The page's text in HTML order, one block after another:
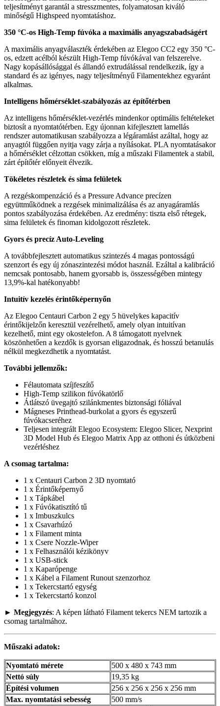
teljesítményt garantál a stresszmentes, folyamatosan kiváló
minőségű Highspeed nyomtatáshoz.
350 °C-os High-Temp fúvóka a maximális anyagszabadságért
A maximális anyagválaszték érdekében az Elegoo CC2 egy 350 °C-
os, edzett acélból készült High-Temp fúvókával van felszerelve.
Nagy kopásállósággal és állandó extrudálással rendelkezik, így a
standard és az igényes, nagy teljesítményű Filamentekhez egyaránt
alkalmas.
Intelligens hőmérséklet-szabályozás az építőtérben
Az intelligens hőmérséklet-vezérlés mindenkor optimális feltételeket
biztosít a nyomtatótérben. Egy újonnan kifejlesztett lamellás
rendszer automatikusan szabályozza a légáramlást azáltal, hogy az
anyagtól függően nyitja vagy zárja a nyílásokat. PLA nyomtatásakor
a hőmérséklet célzottan csökken, míg a műszaki Filamentek a stabil,
zárt építőtér előnyeit élvezik.
Tökéletes részletek és sima felületek
A rezgéskompenzáció és a Pressure Advance precízen
együttműködnek a rezgések minimalizálása és az anyagáramlás
pontos szabályozása érdekében. Az eredmény: tiszta első rétegek,
sima felületek és finoman kidolgozott részletek.
Gyors és precíz Auto-Leveling
A továbbfejlesztett automatikus szintezés 4 magas pontosságú
szenzort és egy új zónaszintezési módot használ. Ezáltal a kalibráció
nemcsak pontosabb, hanem gyorsabb is, összességében mintegy
13,9%-kal hatékonyabb!
Intuitív kezelés érintőképernyőn
Az Elegoo Centauri Carbon 2 egy 5 hüvelykes kapacitív
érintőkijelzőn keresztül vezérelhető, amely olyan intuitívan
kezelhető, mint egy okostelefon. A 8 támogatott nyelvnek
köszönhetően a kezdők is gyorsan eligazodnak, és hosszú betanulás
nélkül megkezdhetik a nyomtatást.
További jellemzők:
Félautomata szíjfeszítő
High-Temp szilikon fúvókatörlő
Átlátszó üvegajtó szilánkmentes biztonsági fóliával
Mágneses Printhead-burkolat a gyors és egyszerű
fúvókacseréhez
Teljesen integrált Elegoo Ecosystem: Elegoo Slicer, Nexprint
3D Model Hub és Elegoo Matrix App az otthoni és útközbeni
vezérléshez
A csomag tartalma:
1 x Centauri Carbon 2 3D nyomtató
1 x Érintőképernyő
1 x Tápkábel
1 x Fúvókatisztító tű
1 x Imbuszkulcs
1 x Csavarhúzó
1 x Filament minta
1 x Csere Nozzle-Wiper
1 x Felhasználói kézikönyv
1 x USB-stick
1 x Kaparópenge
1 x Kábel a Filament Runout szenzorhoz
1 x Tekercstartó egység
1 x Tekercstartó konzol
► Megjegyzés: A képen látható Filament tekercs NEM tartozik a
csomag tartalmához.
Műszaki adatok:
Nyomtató mérete
500 x 480 x 743 mm
Nettó súly
19,35 kg
Építési volumen
256 x 256 x 256 x 256 mm
Max. nyomtatási sebesség
500 mm/s